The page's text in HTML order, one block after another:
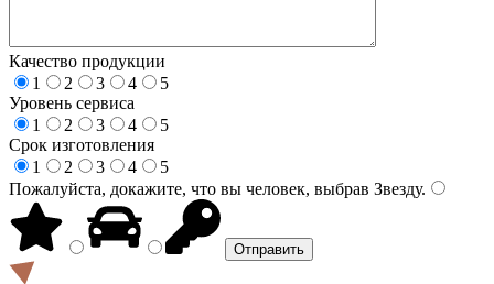
Качество продукции
1
2 3 4
5
Уровень сервиса
1
2 3 4
5
Срок изготовления
1
2 3 4
5
Пожалуйста, докажите, что вы человек, выбрав Звезду.